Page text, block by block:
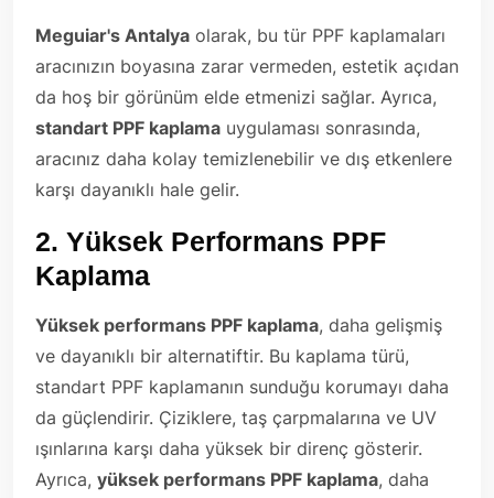
Meguiar's Antalya olarak, bu tür PPF kaplamaları
aracınızın boyasına zarar vermeden, estetik açıdan
da hoş bir görünüm elde etmenizi sağlar. Ayrıca,
standart PPF kaplama uygulaması sonrasında,
aracınız daha kolay temizlenebilir ve dış etkenlere
karşı dayanıklı hale gelir.
2. Yüksek Performans PPF
Kaplama
Yüksek performans PPF kaplama, daha gelişmiş
ve dayanıklı bir alternatiftir. Bu kaplama türü,
standart PPF kaplamanın sunduğu korumayı daha
da güçlendirir. Çiziklere, taş çarpmalarına ve UV
ışınlarına karşı daha yüksek bir direnç gösterir.
Ayrıca, yüksek performans PPF kaplama, daha